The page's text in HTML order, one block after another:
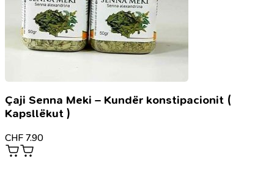
Çaji Senna Meki – Kundër konstipacionit (
Kapsllëkut )
CHF 7.90